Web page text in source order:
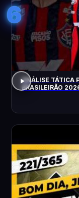
6
ANÁLISE TÁTICA
BRASILEIRÃO